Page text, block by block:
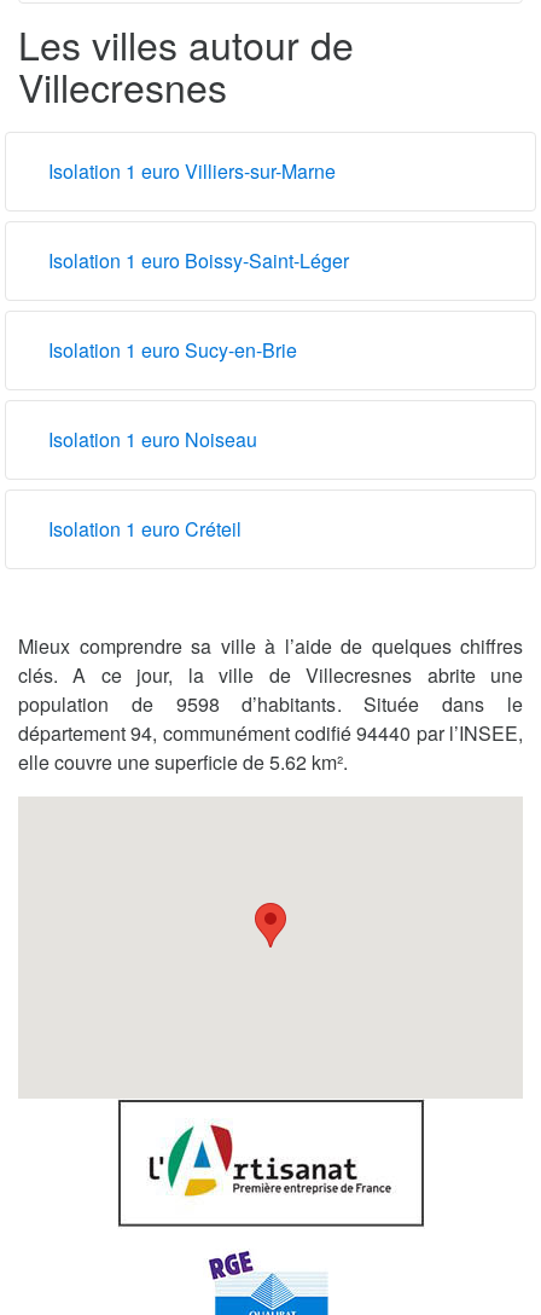
Les villes autour de
Villecresnes
Isolation 1 euro Villiers-sur-Marne
Isolation 1 euro Boissy-Saint-Léger
Isolation 1 euro Sucy-en-Brie
Isolation 1 euro Noiseau
Isolation 1 euro Créteil
Mieux comprendre sa ville à l’aide de quelques chiffres
clés. A ce jour, la ville de Villecresnes abrite une
population de 9598 d’habitants. Située dans le
département 94, communément codifié 94440 par l’INSEE,
elle couvre une superficie de 5.62 km².